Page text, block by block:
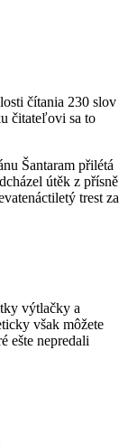
čítania 230 slov
čitateľovi sa to
Šantaram přilétá
útěk z přísně
trest za
výtlačky a
však môžete
ešte nepredali